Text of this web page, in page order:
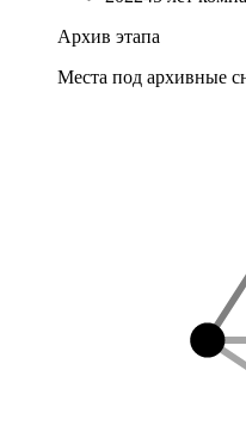
Архив этапа
Места под архивные